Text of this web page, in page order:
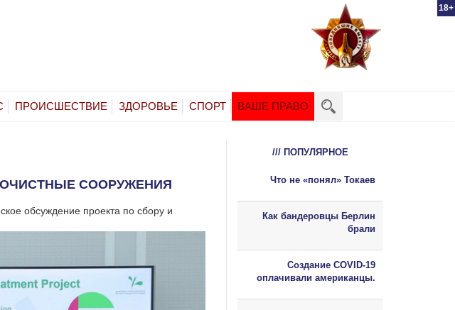
18+
ПРОИСШЕСТВИЕ ЗДОРОВЬЕ СПОРТ ВАШЕ ПРАВО
СООРУЖЕНИЯ
обсуждение проекта по сбору и
/// ПОПУЛЯРНОЕ
Что не «понял» Токаев
Как бандеровцы Берлин
брали
Создание COVID-19
оплачивали американцы.